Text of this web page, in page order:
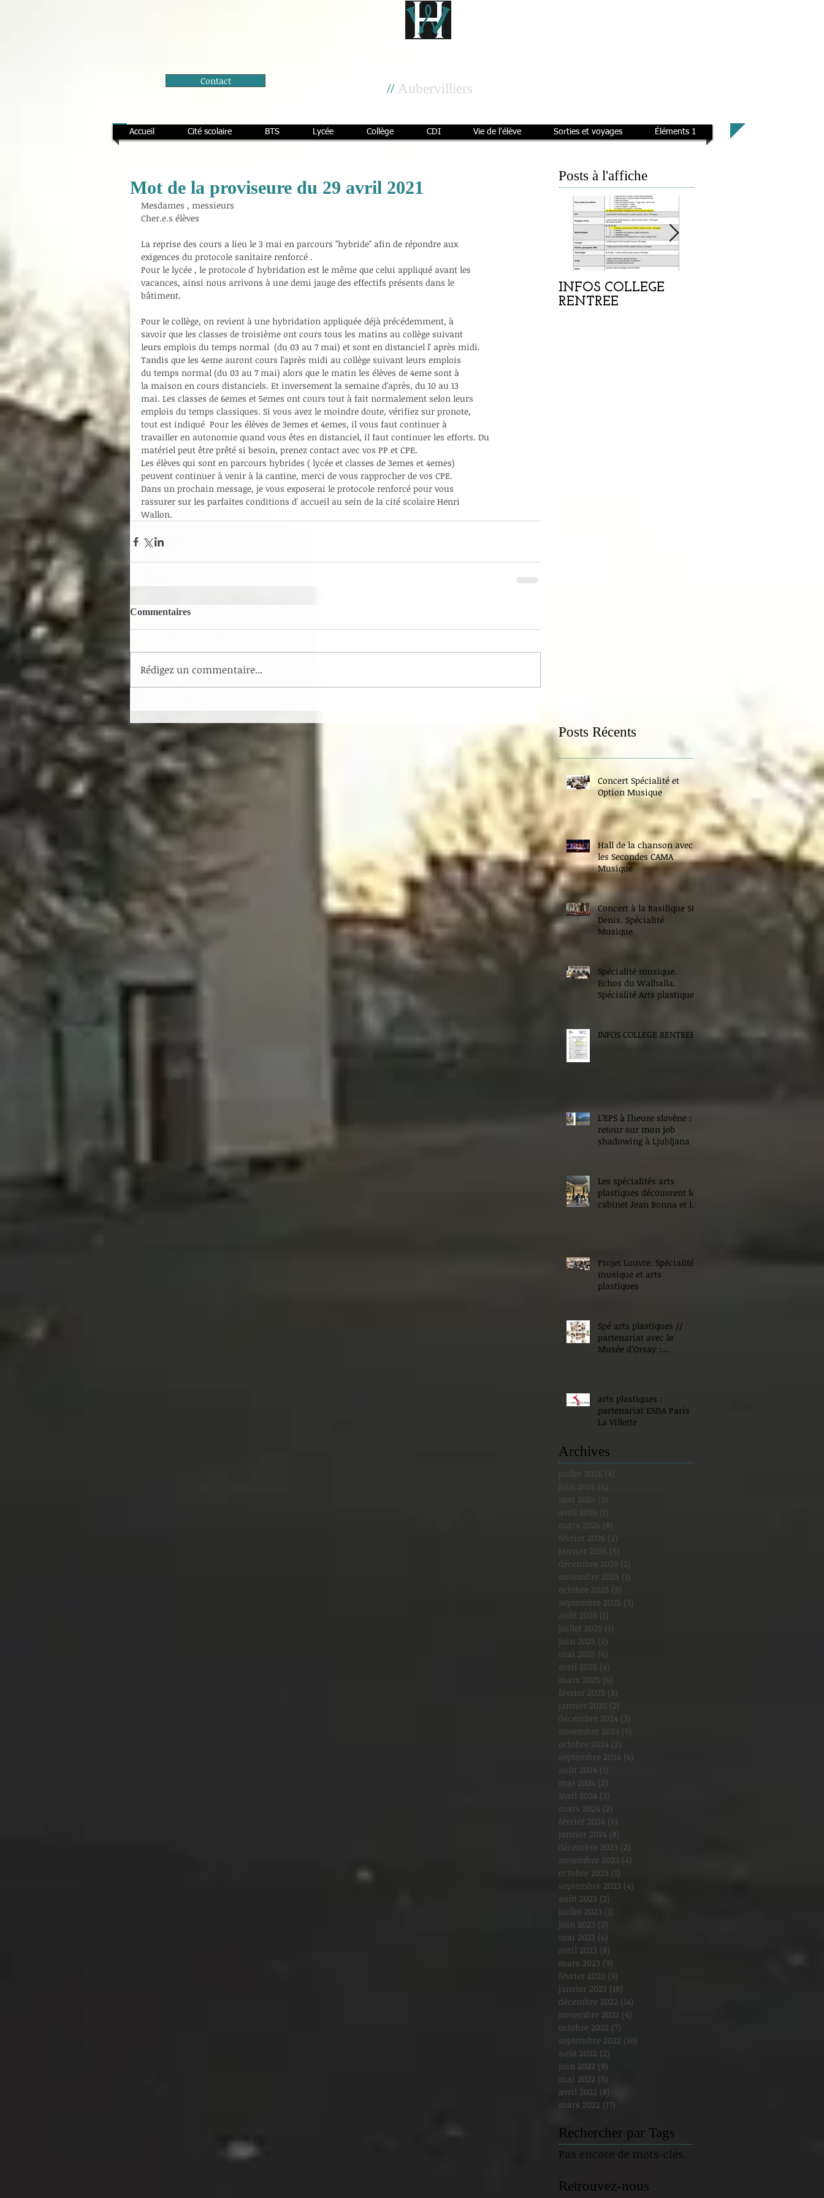
Contact
Cité scolaire
//Aubervilliers
Accueil Cité scolaire BTS Lycée Collège CDI Vie de l'élève Sorties et voyages Éléments 1
Mot de la proviseure du 29 avril 2021
Mesdames , messieurs
Cher.e.s élèves
La reprise des cours a lieu le 3 mai en parcours "hybride" afin de répondre aux
exigences du protocole sanitaire renforcé .
Pour le lycée , le protocole d' hybridation est le même que celui appliqué avant les
vacances, ainsi nous arrivons à une demi jauge des effectifs présents dans le
bâtiment.
Pour le collège, on revient à une hybridation appliquée déjà précédemment, à
savoir que les classes de troisième ont cours tous les matins au collège suivant
leurs emplois du temps normal  (du 03 au 7 mai) et sont en distanciel l' après midi.
Tandis que les 4eme auront cours l'après midi au collège suivant leurs emplois
du temps normal (du 03 au 7 mai) alors que le matin les élèves de 4eme sont à
la maison en cours distanciels. Et inversement la semaine d'après, du 10 au 13
mai. Les classes de 6emes et 5emes ont cours tout à fait normalement selon leurs
emplois du temps classiques. Si vous avez le moindre doute, vérifiez sur pronote,
tout est indiqué  Pour les élèves de 3emes et 4emes, il vous faut continuer à
travailler en autonomie quand vous êtes en distanciel, il faut continuer les efforts. Du
matériel peut être prêté si besoin, prenez contact avec vos PP et CPE.
Les élèves qui sont en parcours hybrides ( lycée et classes de 3emes et 4emes)
peuvent continuer à venir à la cantine, merci de vous rapprocher de vos CPE.
Dans un prochain message, je vous exposerai le protocole renforcé pour vous
rassurer sur les parfaites conditions d' accueil au sein de la cité scolaire Henri
Wallon.
Commentaires
Rédigez un commentaire...
Posts à l'affiche
INFOS COLLEGE
RENTREE
Posts Récents
Concert Spécialité et
Option Musique
Hall de la chanson avec
les Secondes CAMA
Musique
Concert à la Basilique St
Denis. Spécialité
Musique
Spécialité musique.
Echos du Walhalla.
Spécialité Arts plastiques.
INFOS COLLEGE RENTREE
L'EPS à l'heure slovène :
retour sur mon job
shadowing à Ljubljana
Les spécialités arts
plastiques découvrent le
cabinet Jean Bonna et les
Projet Louvre. Spécialité
musique et arts
plastiques
Spé arts plastiques //
partenariat avec le
Musée d’Orsay :
arts plastiques :
partenariat ENSA Paris
La Villette
Archives
juillet 2026 (4)
juin 2026 (4)
mai 2026 (3)
avril 2026 (1)
mars 2026 (8)
février 2026 (2)
janvier 2026 (5)
décembre 2025 (2)
novembre 2025 (1)
octobre 2025 (3)
septembre 2025 (3)
août 2025 (1)
juillet 2025 (1)
juin 2025 (2)
mai 2025 (6)
avril 2025 (4)
mars 2025 (6)
février 2025 (8)
janvier 2025 (2)
décembre 2024 (3)
novembre 2024 (5)
octobre 2024 (2)
septembre 2024 (6)
août 2024 (1)
mai 2024 (2)
avril 2024 (3)
mars 2024 (2)
février 2024 (6)
janvier 2024 (8)
décembre 2023 (2)
novembre 2023 (4)
octobre 2023 (1)
septembre 2023 (4)
août 2023 (2)
juillet 2023 (1)
juin 2023 (3)
mai 2023 (6)
avril 2023 (8)
mars 2023 (9)
février 2023 (9)
janvier 2023 (18)
décembre 2022 (14)
novembre 2022 (4)
octobre 2022 (7)
septembre 2022 (10)
août 2022 (2)
juin 2022 (9)
mai 2022 (5)
avril 2022 (8)
mars 2022 (17)
Rechercher par Tags
Pas encore de mots-clés.
Retrouvez-nous